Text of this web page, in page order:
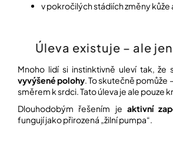
v pokročilých stádiích změny
Úleva existuje – ale
Mnoho lidí si instinktivně uleví tak, že
vyvýšené polohy. To skutečně pomůže
směrem k srdci. Tato úleva je ale pouze
Dlouhodobým řešením je aktivní
fungují jako přirozená „žilní pumpa“.